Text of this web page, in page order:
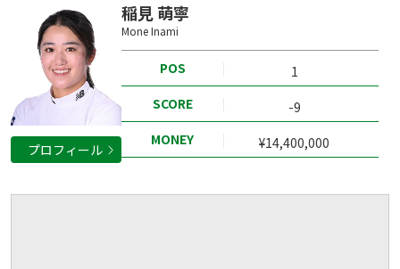
プロフィール
稲見 萌寧
Mone Inami
POS
1
SCORE
-9
MONEY
¥14,400,000